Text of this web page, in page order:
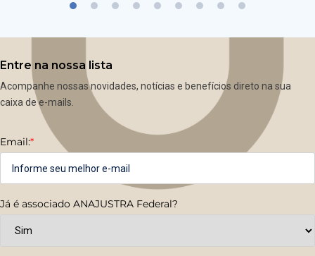
Entre na nossa lista
Acompanhe nossas novidades, notícias e benefícios direto na sua
caixa de e-mails.
Email:*
Já é associado ANAJUSTRA Federal?